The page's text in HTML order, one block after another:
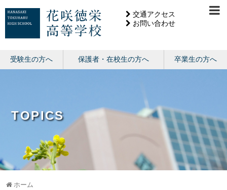
交通アクセス
お問い合わせ
受験生の方へ 保護者・在校生の方へ 卒業生の方へ
TOPICS
ホーム